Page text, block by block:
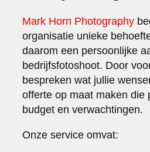
Mark Horn Photography
organisatie unieke
daarom een persoonlijke
bedrijfsfotoshoot. Door
bespreken wat jullie
offerte op maat maken die
budget en verwachtingen.
Onze service omvat: